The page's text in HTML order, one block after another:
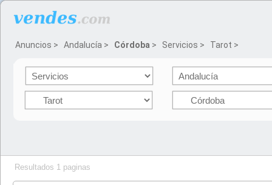
Anuncios > Andalucía > Córdoba > Servicios > Tarot >
Resultados 1 paginas